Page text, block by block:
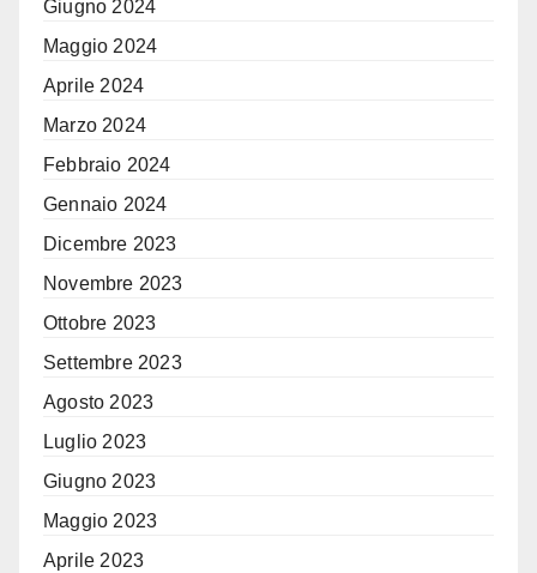
Giugno 2024
Maggio 2024
Aprile 2024
Marzo 2024
Febbraio 2024
Gennaio 2024
Dicembre 2023
Novembre 2023
Ottobre 2023
Settembre 2023
Agosto 2023
Luglio 2023
Giugno 2023
Maggio 2023
Aprile 2023